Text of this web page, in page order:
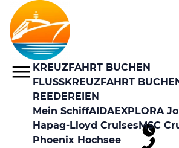
KREUZFAHRT BUCHEN
FLUSSKREUZFAHRT
REEDEREIEN
Mein SchiffAIDAEXPLORA
Hapag-Lloyd CruisesMSC
Phoenix Hochsee